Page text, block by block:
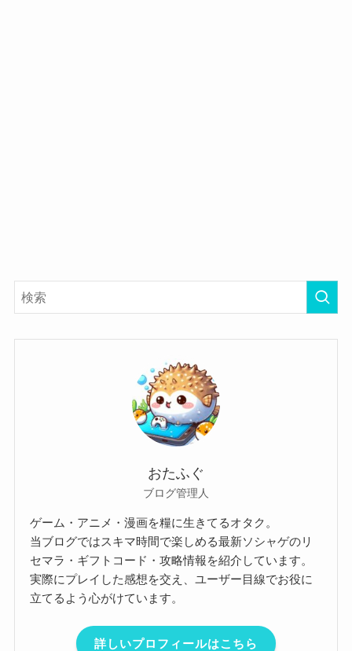
おたふぐ
ブログ管理人
ゲーム・アニメ・漫画を糧に生きてるオタク。
当ブログではスキマ時間で楽しめる最新ソシャゲのリ
セマラ・ギフトコード・攻略情報を紹介しています。
実際にプレイした感想を交え、ユーザー目線でお役に
立てるよう心がけています。
詳しいプロフィールはこちら